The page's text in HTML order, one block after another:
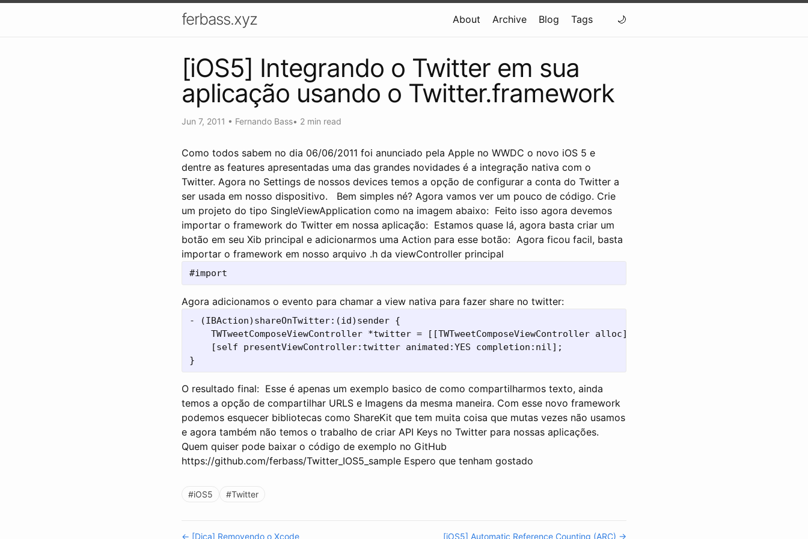
ferbass.xyz About Archive Blog Tags
[iOS5] Integrando o Twitter em sua
aplicação usando o Twitter.framework
Jun 7, 2011 • Fernando Bass• 2 min read
Como todos sabem no dia 06/06/2011 foi anunciado pela Apple no WWDC o novo iOS 5 e
dentre as features apresentadas uma das grandes novidades é a integração nativa com o
Twitter. Agora no Settings de nossos devices temos a opção de configurar a conta do Twitter a
ser usada em nosso dispositivo.
Bem simples né? Agora vamos ver um pouco de código. Crie
um projeto do tipo SingleViewApplication como na imagem abaixo: Feito isso agora devemos
importar o framework do Twitter em nossa aplicação: Estamos quase lá, agora basta criar um
botão em seu Xib principal e adicionarmos uma Action para esse botão: Agora ficou facil, basta
importar o framework em nosso arquivo .h da viewController principal
#import
Agora adicionamos o evento para chamar a view nativa para fazer share no twitter:
- (IBAction)shareOnTwitter:(id)sender {
    TWTweetComposeViewController *twitter = [[TWTweetComposeViewController alloc] init];
    [self presentViewController:twitter animated:YES completion:nil];
O resultado final: Esse é apenas um exemplo basico de como compartilharmos texto, ainda
temos a opção de compartilhar URLS e Imagens da mesma maneira. Com esse novo framework
podemos esquecer bibliotecas como ShareKit que tem muita coisa que mutas vezes não usamos
e agora também não temos o trabalho de criar API Keys no Twitter para nossas aplicações.
Quem quiser pode baixar o código de exemplo no GitHub
https://github.com/ferbass/Twitter_IOS5_sample Espero que tenham gostado
#iOS5 #Twitter
← [Dica] Removendo o Xcode [iOS5] Automatic Reference Counting (ARC) →